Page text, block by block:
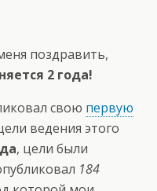
поздравить,
2 года!
свою первую
ведения этого
, цели были
184